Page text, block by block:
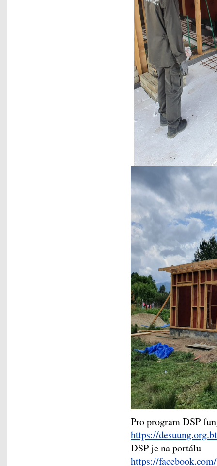
Pro program DSP
https://desuung.org.bt
DSP je na portálu
https://